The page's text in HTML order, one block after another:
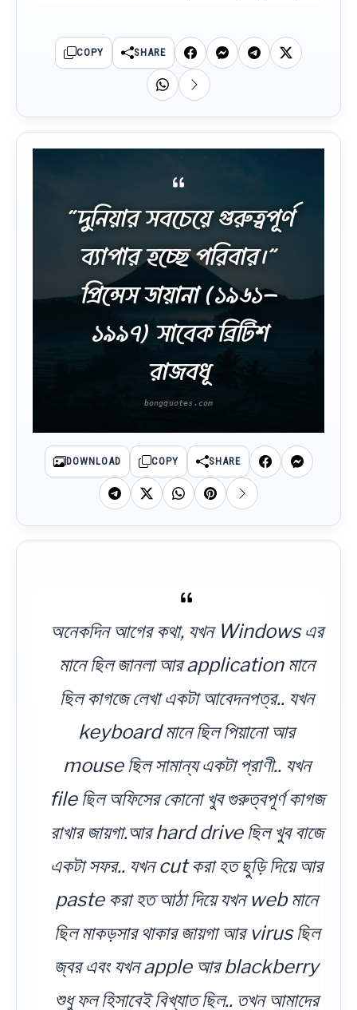
COPY SHARE
“দুনিয়ার সবচেয়ে গুরুত্বপূর্ণ
ব্যাপার হচ্ছে পরিবার।”
প্রিন্সেস ডায়ানা (১৯৬১-
১৯৯৭) সাবেক ব্রিটিশ
রাজবধূ
DOWNLOAD COPY SHARE
অনেকদিন আগের কথা, যখন Windows এর
মানে ছিল জানলা আর application মানে
ছিল কাগজে লেখা একটা আবেদনপত্র.. যখন
keyboard মানে ছিল পিয়ানো আর
mouse ছিল সামান্য একটা প্রাণী.. যখন
file ছিল অফিসের কোনো খুব গুরুত্বপূর্ণ কাগজ
রাখার জায়গা.আর hard drive ছিল খুব বাজে
একটা সফর.. যখন cut করা হত ছুড়ি দিয়ে আর
paste করা হত আঠা দিয়ে যখন web মানে
ছিল মাকড়সার থাকার জায়গা আর virus ছিল
জ্বর এবং যখন apple আর blackberry
শুধু ফল হিসাবেই বিখ্যাত ছিল.. তখন আমাদের